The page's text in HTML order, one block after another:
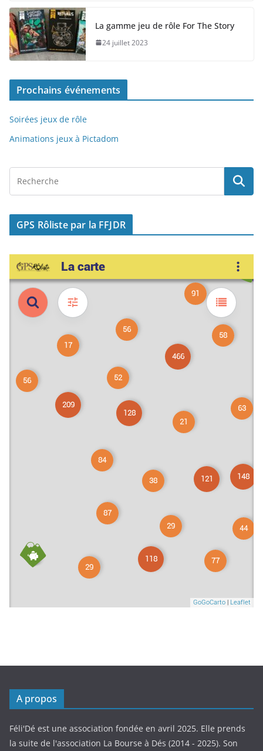
c
e
b
o
o
k
st
o
d
o
n
g
er
La gamme jeu de rôle For The Story
24 juillet 2023
Prochains événements
Soirées jeux de rôle
Animations jeux à Pictadom
GPS Rôliste par la FFJDR
A propos
Féli'Dé est une association fondée en avril 2025. Elle prends
la suite de l'association La Bourse à Dés (2014 - 2025). Son